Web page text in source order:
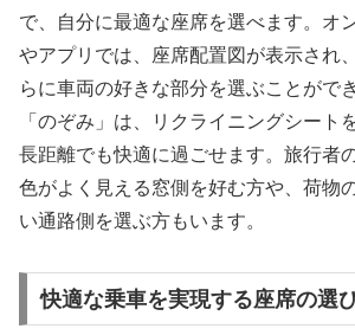
で、自分に最適な座席を選べます。オ
やアプリでは、座席配置図が表示され
らに車両の好きな部分を選ぶことがで
「のぞみ」は、リクライニングシート
長距離でも快適に過ごせます。旅行者
色がよく見える窓側を好む方や、荷物
い通路側を選ぶ方もいます。
快適な乗車を実現する座席の選